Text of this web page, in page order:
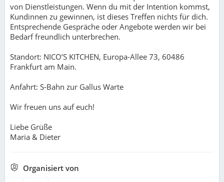
von Dienstleistungen. Wenn du mit der Intention kommst,
Kundinnen zu gewinnen, ist dieses Treffen nichts für dich.
Entsprechende Gespräche oder Angebote werden wir bei
Bedarf freundlich unterbrechen.
Standort: NICO’S KITCHEN, Europa-Allee 73, 60486
Frankfurt am Main.
Anfahrt: S-Bahn zur Gallus Warte
Wir freuen uns auf euch!
Liebe Grüße
Maria & Dieter
Organisiert von